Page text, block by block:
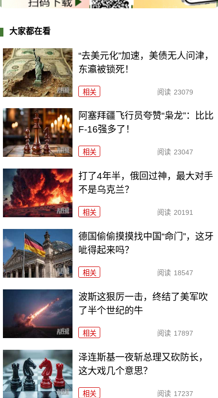
大家都在看
“去美元化”加速，美债无人问津，
东瀛被锁死！
相关 阅读 23079
阿塞拜疆飞行员夸赞“枭龙”：比比
F-16强多了！
相关 阅读 23047
打了4年半，俄回过神，最大对手
不是乌克兰？
相关 阅读 20191
德国偷偷摸摸找中国“命门”，这牙
呲得起来吗？
相关 阅读 18547
波斯这狠厉一击，终结了美军吹
了半个世纪的牛
相关 阅读 17897
泽连斯基一夜斩总理又砍防长，
这大戏几个意思？
相关 阅读 17237